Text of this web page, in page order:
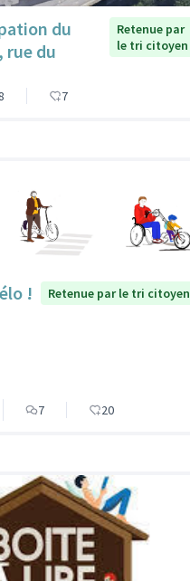
du
rue du
Retenue par
le tri citoyen
7
! Retenue par le tri citoyen
7 20